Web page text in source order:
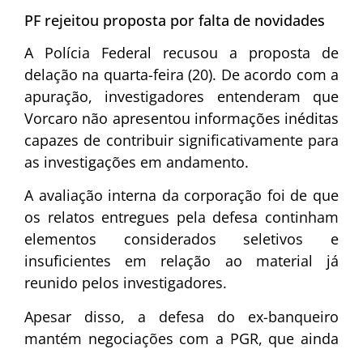
PF rejeitou proposta por falta de novidades
A Polícia Federal recusou a proposta de
delação na quarta-feira (20). De acordo com a
apuração, investigadores entenderam que
Vorcaro não apresentou informações inéditas
capazes de contribuir significativamente para
as investigações em andamento.
A avaliação interna da corporação foi de que
os relatos entregues pela defesa continham
elementos considerados seletivos e
insuficientes em relação ao material já
reunido pelos investigadores.
Apesar disso, a defesa do ex-banqueiro
mantém negociações com a PGR, que ainda